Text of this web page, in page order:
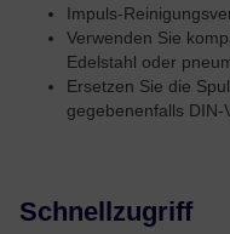
Impuls-
Verwenden Sie
Edelstahl oder
Ersetzen Sie die
gegebenenfalls DIN-
Schnellzugriff